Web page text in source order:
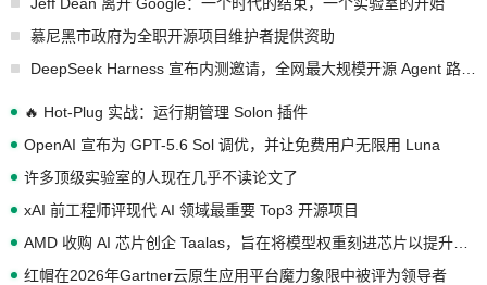
慕尼黑市政府为全职开源项目维护者提供资助
🔥 Hot-Plug 实战：运行期管理 Solon 插件
OpenAI 宣布为 GPT-5.6 Sol 调优，并让免费用户无限用 Luna
许多顶级实验室的人现在几乎不读论文了
xAI 前工程师评现代 AI 领域最重要 Top3 开源项目
红帽在2026年Gartner云原生应用平台魔力象限中被评为领导者